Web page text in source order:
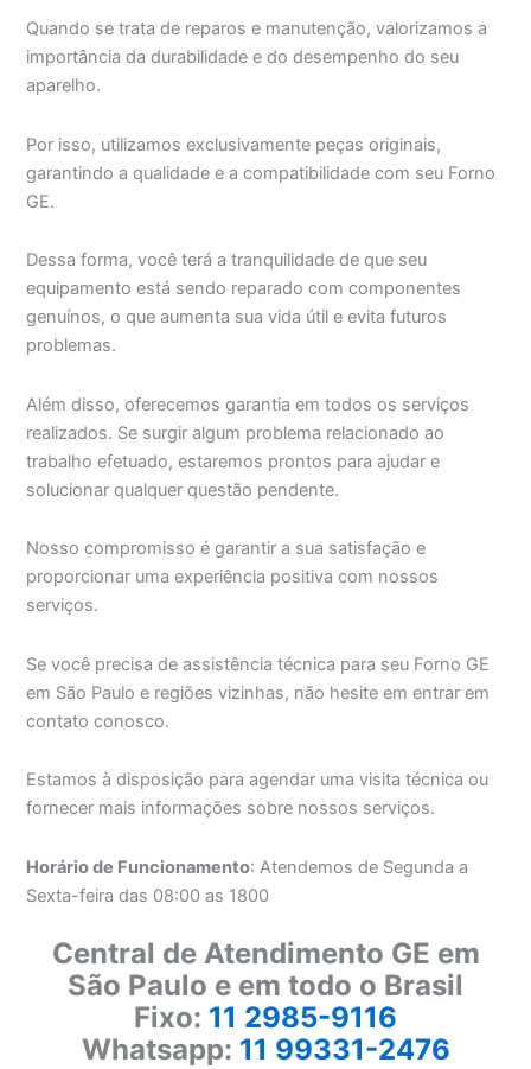
Quando se trata de reparos e manutenção, valorizamos a
importância da durabilidade e do desempenho do seu
aparelho.
Por isso, utilizamos exclusivamente peças originais,
garantindo a qualidade e a compatibilidade com seu Forno
GE.
Dessa forma, você terá a tranquilidade de que seu
equipamento está sendo reparado com componentes
genuínos, o que aumenta sua vida útil e evita futuros
problemas.
Além disso, oferecemos garantia em todos os serviços
realizados. Se surgir algum problema relacionado ao
trabalho efetuado, estaremos prontos para ajudar e
solucionar qualquer questão pendente.
Nosso compromisso é garantir a sua satisfação e
proporcionar uma experiência positiva com nossos
serviços.
Se você precisa de assistência técnica para seu Forno GE
em São Paulo e regiões vizinhas, não hesite em entrar em
contato conosco.
Estamos à disposição para agendar uma visita técnica ou
fornecer mais informações sobre nossos serviços.
Horário de Funcionamento: Atendemos de Segunda a
Sexta-feira das 08:00 as 1800
Central de Atendimento GE em
São Paulo e em todo o Brasil
Fixo: 11 2985-9116
Whatsapp: 11 99331-2476